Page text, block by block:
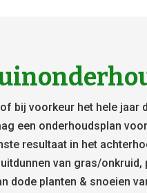
bij voorkeur het hele jaar
een onderhoudsplan
resultaat in het
van gras/onkruid,
dode planten & snoeien